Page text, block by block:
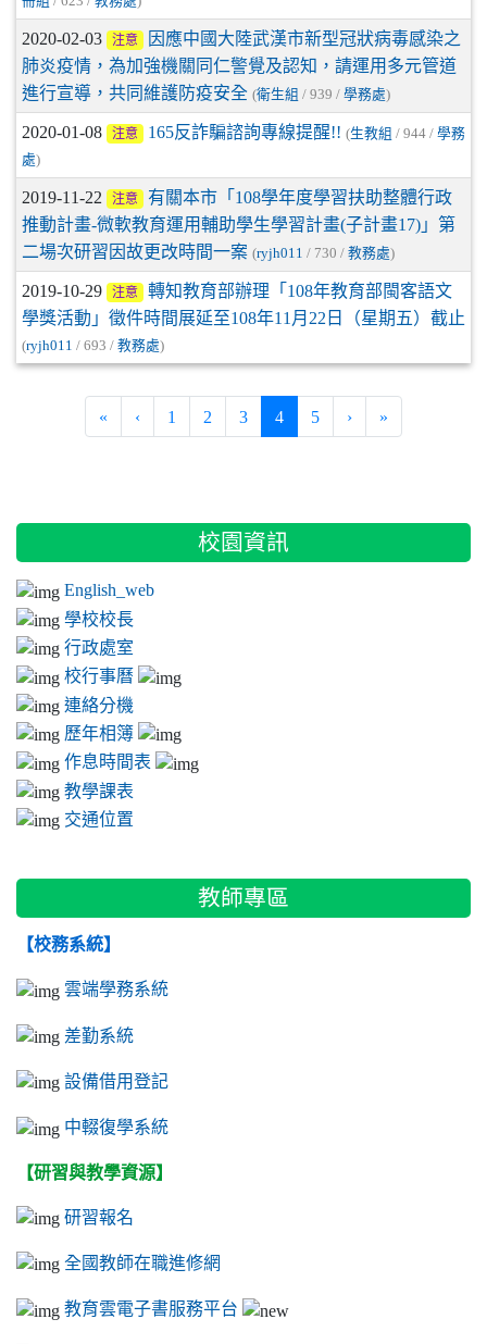
2020-02-03 注意
因應中國大陸武漢市新型冠狀病毒感染之
肺炎疫情，為加強機關同仁警覺及認知，請運用多元管道
進行宣導，共同維護防疫安全 (衛生組 / 939 / 學務處)
2020-01-08 注意 165反詐騙諮詢專線提醒!! (生教組 / 944 / 學務
處)
2019-11-22 注意
有關本市「108學年度學習扶助整體行政
推動計畫-微軟教育運用輔助學生學習計畫(子計畫17)」第
二場次研習因故更改時間一案 (ryjh011 / 730 / 教務處)
2019-10-29 注意
轉知教育部辦理「108年教育部閩客語文
學獎活動」徵件時間展延至108年11月22日（星期五）截止
(ryjh011 / 693 / 教務處)
« ‹ 1 2 3 4(current)
5 › »
::: 校園資訊
English_web
學校校長
行政處室
校行事曆
連絡分機
歷年相簿
作息時間表
教學課表
交通位置
教師專區
【校務系統】
雲端學務系統
差勤系統
設備借用登記
中輟復學系統
【研習與教學資源】
研習報名
全國教師在職進修網
教育雲電子書服務平台